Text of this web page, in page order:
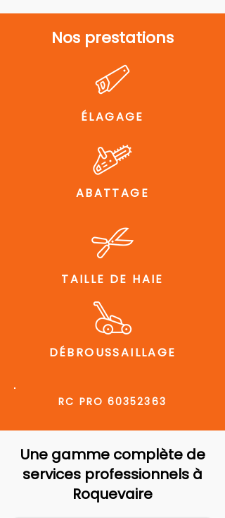
Nos prestations
ÉLAGAGE
ABATTAGE
TAILLE DE HAIE
DÉBROUSSAILLAGE
RC PRO 60352363
Une gamme complète de
services professionnels à
Roquevaire